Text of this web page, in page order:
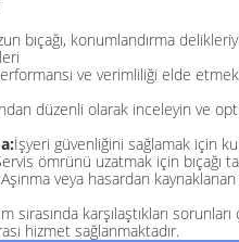
bıçağı, konumlandırma
ve verimliliği elde
düzenli olarak inceleyin ve
İşyeri güvenliğini sağlamak için
ömrünü uzatmak için bıçağı
Aşınma veya hasardan
sırasında karşılaştıkları
hizmet sağlanmaktadır.